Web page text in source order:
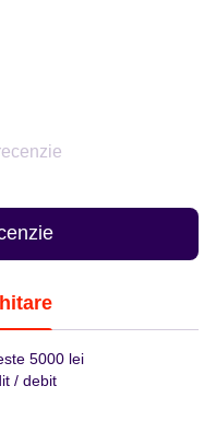
5000 lei
/ debit